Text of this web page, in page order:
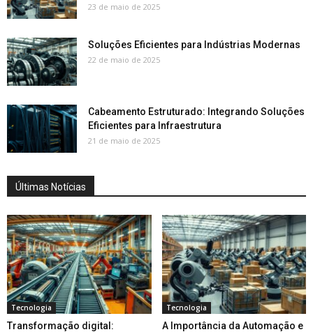
23 de maio de 2025
Soluções Eficientes para Indústrias Modernas
22 de maio de 2025
Cabeamento Estruturado: Integrando Soluções
Eficientes para Infraestrutura
21 de maio de 2025
Últimas Notícias
Tecnologia
Transformação digital:
Tecnologia
A Importância da Automação e